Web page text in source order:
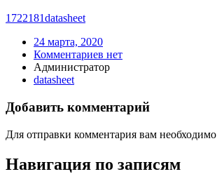
1722181datasheet
24 марта, 2020
Комментариев нет
Администратор
datasheet
Добавить комментарий
Для отправки комментария вам необходимо
Навигация по записям